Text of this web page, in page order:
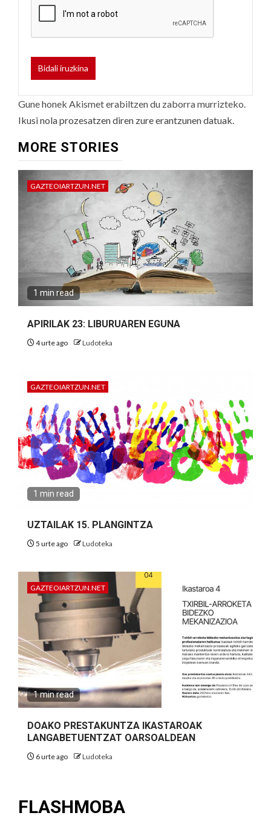
Gune honek Akismet erabiltzen du zaborra murrizteko.
Ikusi nola prozesatzen diren zure erantzunen datuak.
MORE STORIES
GAZTEOIARTZUN.NET
1 min read
APIRILAK 23: LIBURUAREN EGUNA
4 urte ago Ludoteka
GAZTEOIARTZUN.NET
1 min read
UZTAILAK 15. PLANGINTZA
5 urte ago Ludoteka
GAZTEOIARTZUN.NET
1 min read
DOAKO PRESTAKUNTZA IKASTAROAK
LANGABETUENTZAT OARSOALDEAN
6 urte ago Ludoteka
FLASHMOBA